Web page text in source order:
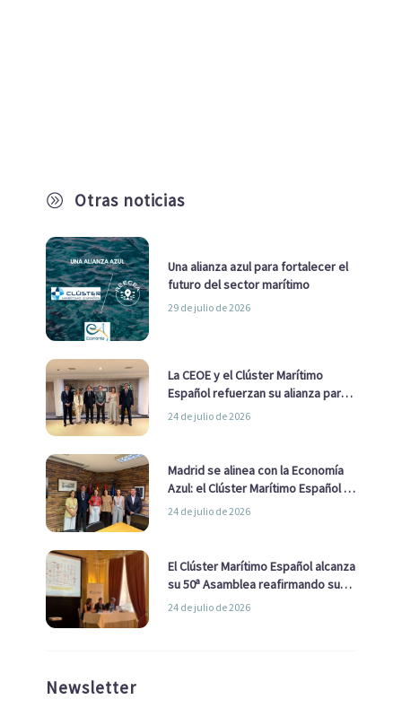
A Otras noticias
Una alianza azul para fortalecer el
futuro del sector marítimo
29 de julio de 2026
La CEOE y el Clúster Marítimo
Español refuerzan su alianza para
impulsar una estrategia Nacional
24 de julio de 2026
Madrid se alinea con la Economía
Azul: el Clúster Marítimo Español y
la Real Liga Naval avanzan alianzas
24 de julio de 2026
El Clúster Marítimo Español alcanza
su 50ª Asamblea reafirmando su
liderazgo en la Economía Azul
24 de julio de 2026
Newsletter